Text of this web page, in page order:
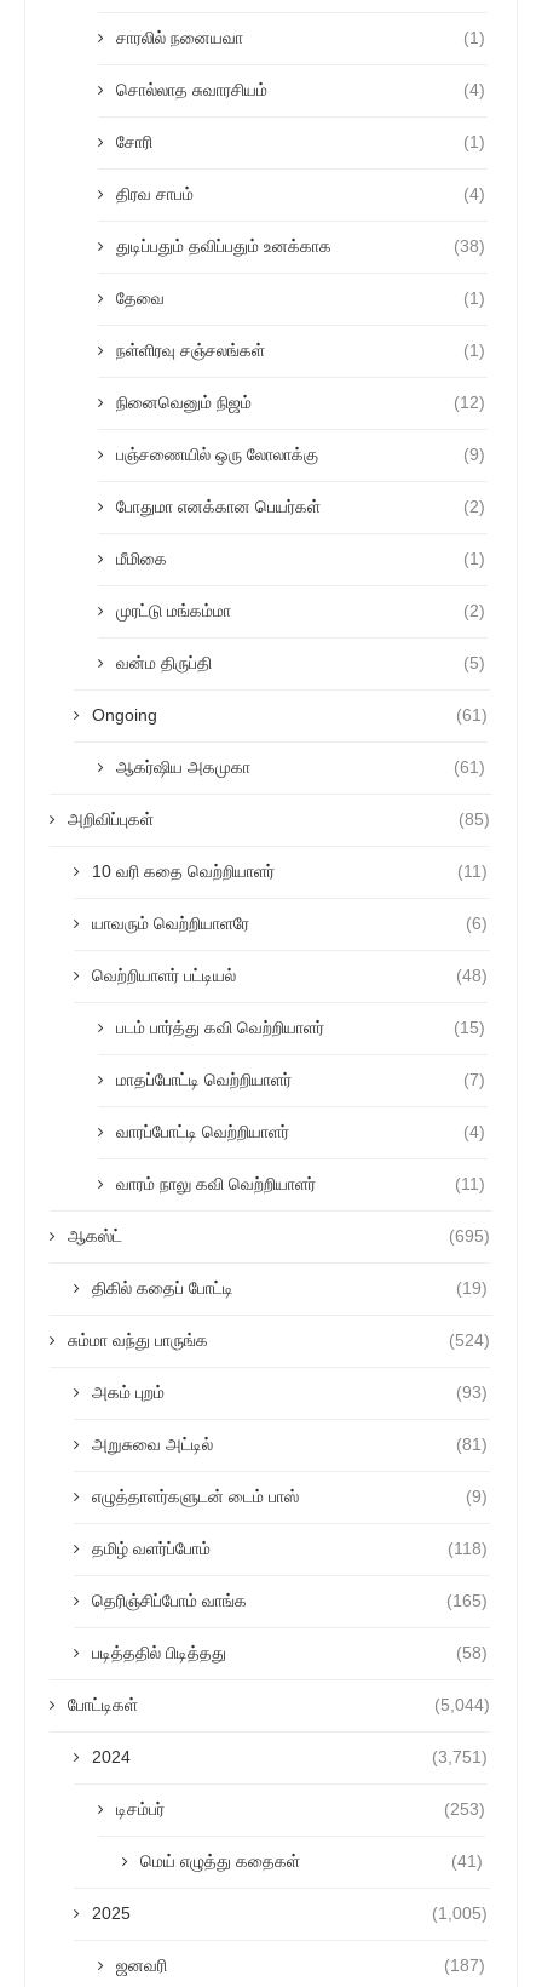
சாரலில் நனையவா (1)
சொல்லாத சுவாரசியம் (4)
சோரி (1)
திரவ சாபம் (4)
துடிப்பதும் தவிப்பதும் உனக்காக (38)
தேவை (1)
நள்ளிரவு சஞ்சலங்கள் (1)
நினைவெனும் நிஜம் (12)
பஞ்சணையில் ஒரு லோலாக்கு (9)
போதுமா எனக்கான பெயர்கள் (2)
மீமிகை (1)
முரட்டு மங்கம்மா (2)
வன்ம திருப்தி (5)
Ongoing (61)
ஆகர்ஷிய அகமுகா (61)
அறிவிப்புகள் (85)
10 வரி கதை வெற்றியாளர் (11)
யாவரும் வெற்றியாளரே (6)
வெற்றியாளர் பட்டியல் (48)
படம் பார்த்து கவி வெற்றியாளர் (15)
மாதப்போட்டி வெற்றியாளர் (7)
வாரப்போட்டி வெற்றியாளர் (4)
வாரம் நாலு கவி வெற்றியாளர் (11)
ஆகஸ்ட் (695)
திகில் கதைப் போட்டி (19)
சும்மா வந்து பாருங்க (524)
அகம் புறம் (93)
அறுசுவை அட்டில் (81)
எழுத்தாளர்களுடன் டைம் பாஸ் (9)
தமிழ் வளர்ப்போம் (118)
தெரிஞ்சிப்போம் வாங்க (165)
படித்ததில் பிடித்தது (58)
போட்டிகள் (5,044)
2024 (3,751)
டிசம்பர் (253)
மெய் எழுத்து கதைகள் (41)
2025 (1,005)
ஜனவரி (187)